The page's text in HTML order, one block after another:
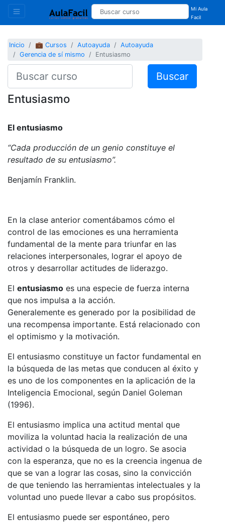
Mi Aula
Facil
Inicio 💼 Cursos Autoayuda
Autoayuda
Gerencia de sí mismo
Entusiasmo
Buscar
Entusiasmo
El entusiasmo
“Cada producción de un genio constituye el
resultado de su entusiasmo”.
Benjamín Franklin.
En la clase anterior comentábamos cómo el
control de las emociones es una herramienta
fundamental de la mente para triunfar en las
relaciones interpersonales, lograr el apoyo de
otros y desarrollar actitudes de liderazgo.
El entusiasmo es una especie de fuerza interna
que nos impulsa a la acción.
Generalemente es generado por la posibilidad de
una recompensa importante. Está relacionado con
el optimismo y la motivación.
El entusiasmo constituye un factor fundamental en
la búsqueda de las metas que conducen al éxito y
es uno de los componentes en la aplicación de la
Inteligencia Emocional, según Daniel Goleman
(1996).
El entusiasmo implica una actitud mental que
moviliza la voluntad hacia la realización de una
actividad o la búsqueda de un logro. Se asocia
con la esperanza, que no es la creencia ingenua de
que se van a lograr las cosas, sino la convicción
de que teniendo las herramientas intelectuales y la
voluntad uno puede llevar a cabo sus propósitos.
El entusiasmo puede ser espontáneo, pero